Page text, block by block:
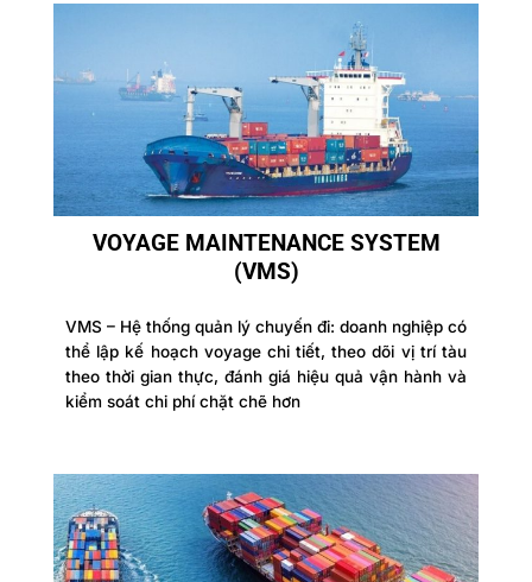
VOYAGE MAINTENANCE SYSTEM
(VMS)
VMS – Hệ thống quản lý chuyến đi: doanh nghiệp có
thể lập kế hoạch voyage chi tiết, theo dõi vị trí tàu
theo thời gian thực, đánh giá hiệu quả vận hành và
kiểm soát chi phí chặt chẽ hơn